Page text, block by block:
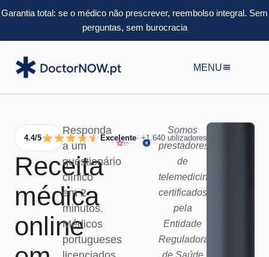
Garantia total: se o médico não prescrever, reembolso integral. Sem
perguntas, sem burocracia
MENU
4.4/5 Excelente· +1.640 utilizadores
Receita
médica
online
Responda
a um
questionário
clínico
em 2
minutos.
Médicos
portugueses
Somos
prestadores
de
telemedicina
certificados
pela
Entidade
Reguladora
de Saúde